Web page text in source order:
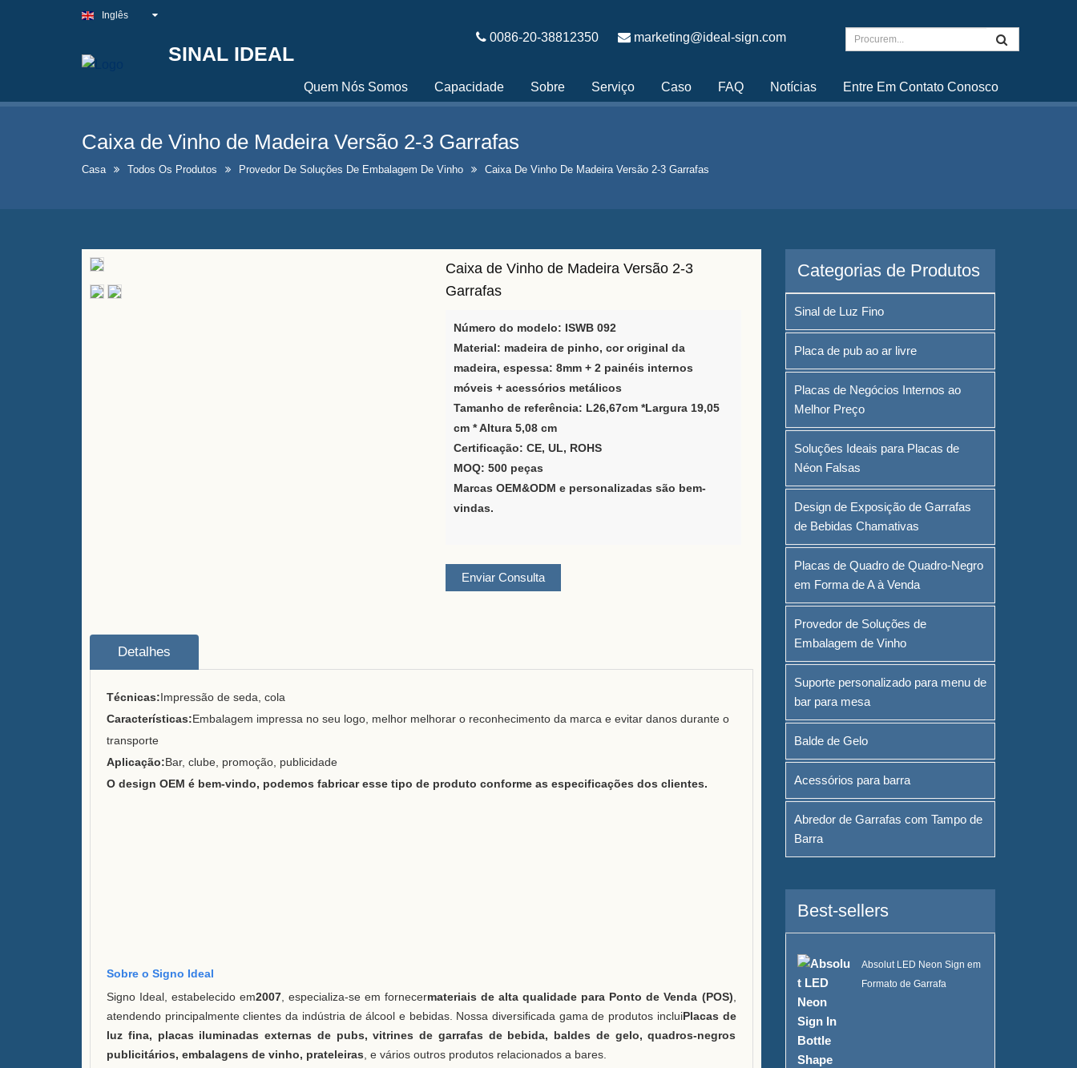
Inglês
SINAL IDEAL
0086-20-38812350 marketing@ideal-sign.com
Quem Nós Somos Capacidade Sobre Serviço Caso FAQ Notícias Entre Em Contato Conosco
Caixa de Vinho de Madeira Versão 2-3 Garrafas
Casa Todos Os Produtos Provedor De Soluções De Embalagem De Vinho Caixa De Vinho De Madeira Versão 2-3 Garrafas
Caixa de Vinho de Madeira Versão 2-3
Garrafas
Número do modelo: ISWB 092
Material: madeira de pinho, cor original da
madeira, espessa: 8mm + 2 painéis internos
móveis + acessórios metálicos
Tamanho de referência: L26,67cm *Largura 19,05
cm * Altura 5,08 cm
Certificação: CE, UL, ROHS
MOQ: 500 peças
Marcas OEM&ODM e personalizadas são bem-
vindas.
Enviar Consulta
Detalhes
Técnicas:Impressão de seda, cola
Características:Embalagem impressa no seu logo, melhor melhorar o reconhecimento da marca e evitar danos durante o
transporte
Aplicação:Bar, clube, promoção, publicidade
O design OEM é bem-vindo, podemos fabricar esse tipo de produto conforme as especificações dos clientes.
Sobre o Signo Ideal
Signo Ideal, estabelecido em2007 , especializa-se em fornecermateriais de alta qualidade para Ponto de Venda (POS)
atendendo principalmente clientes da indústria de álcool e bebidas. Nossa diversificada gama de produtos incluiPlacas de
luz fina, placas iluminadas externas de pubs, vitrines de garrafas de bebida, baldes de gelo, quadros-negros
publicitários, embalagens de vinho, prateleiras , e vários outros produtos relacionados a bares.
Categorias de Produtos
Sinal de Luz Fino
Placa de pub ao ar livre
Placas de Negócios Internos ao
Melhor Preço
Soluções Ideais para Placas de
Néon Falsas
Design de Exposição de Garrafas
de Bebidas Chamativas
Placas de Quadro de Quadro-Negro
em Forma de A à Venda
Provedor de Soluções de
Embalagem de Vinho
Suporte personalizado para menu de
bar para mesa
Balde de Gelo
Acessórios para barra
Abredor de Garrafas com Tampo de
Barra
Best-sellers
Absolut LED Neon Sign em
Formato de Garrafa